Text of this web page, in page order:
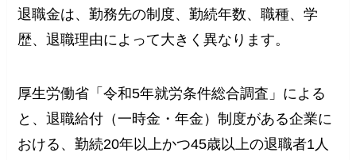
退職金は、勤務先の制度、勤続年数、職種、学
歴、退職理由によって大きく異なります。
厚生労働省「令和5年就労条件総合調査」による
と、退職給付（一時金・年金）制度がある企業に
おける、勤続20年以上かつ45歳以上の退職者1人